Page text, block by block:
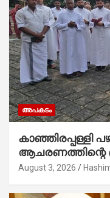
അപകടം
കാഞ്ഞിരപ്പള്ളി
ആചരണത്തിന്റെ
കാൽനാട്ട് കർമ്മം
August 3, 2026